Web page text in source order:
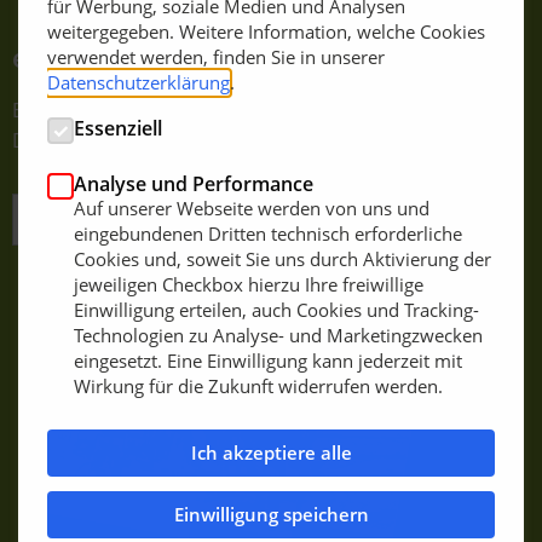
e-Journale abonnieren
Einfach E-Mail-Adresse eintragen und bestätigen.
Dauerhaft kostenfrei!
JETZT KOSTENLOS ANMELDEN
für Werbung, soziale Medien und Analysen
weitergegeben. Weitere Information, welche Cookies
verwendet werden, finden Sie in unserer
Datenschutzerklärung.
Essenziell
Analyse und Performance
Auf unserer Webseite werden von uns und
eingebundenen Dritten technisch erforderliche
Cookies und, soweit Sie uns durch Aktivierung der
jeweiligen Checkbox hierzu Ihre freiwillige
Einwilligung erteilen, auch Cookies und Tracking-
Technologien zu Analyse- und Marketingzwecken
eingesetzt. Eine Einwilligung kann jederzeit mit
Wirkung für die Zukunft widerrufen werden.
Ich akzeptiere alle
Einwilligung speichern